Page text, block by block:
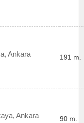
Ankara 191 m.
Ankara 90 m.